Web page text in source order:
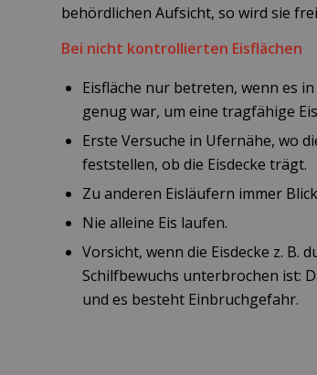
behördlichen Aufsicht, so wird sie
Bei nicht kontrollierten Eisflächen
Eisfläche nur betreten, wenn es
genug war, um eine tragfähige
Erste Versuche in Ufernähe, wo
feststellen, ob die Eisdecke trägt.
Zu anderen Eisläufern immer
Nie alleine Eis laufen.
Vorsicht, wenn die Eisdecke z. B.
Schilfbewuchs unterbrochen ist:
und es besteht Einbruchgefahr.